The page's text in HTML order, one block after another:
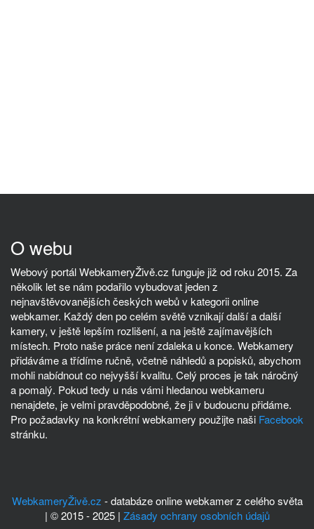
O webu
Webový portál WebkameryŽivě.cz funguje již od roku 2015. Za
několik let se nám podařilo vybudovat jeden z
nejnavštěvovanějších českých webů v kategorii online
webkamer. Každý den po celém světě vznikají další a další
kamery, v ještě lepším rozlišení, a na ještě zajímavějších
místech. Proto naše práce není zdaleka u konce. Webkamery
přidáváme a třídíme ručně, včetně náhledů a popisků, abychom
mohli nabídnout co nejvyšší kvalitu. Celý proces je tak náročný
a pomalý. Pokud tedy u nás vámi hledanou webkameru
nenajdete, je velmi pravděpodobné, že ji v budoucnu přidáme.
Pro požadavky na konkrétní webkamery použijte naši Facebook
stránku.
WebkameryŽivě.cz - databáze online webkamer z celého světa
| © 2015 - 2025 | Zásady ochrany osobních údajů